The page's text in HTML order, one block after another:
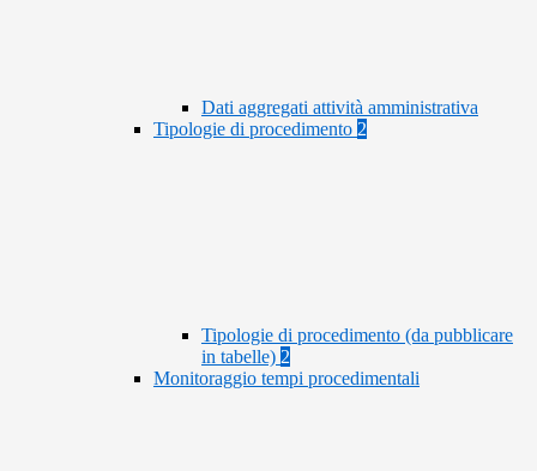
Dati aggregati attività amministrativa
Tipologie di procedimento 2
Tipologie di procedimento (da pubblicare
in tabelle) 2
Monitoraggio tempi procedimentali